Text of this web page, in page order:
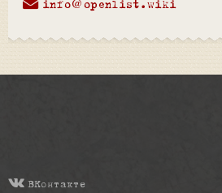
info@openlist.wiki
ВКонтакте